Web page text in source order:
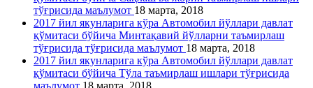
тўғрисида маълумот 18 марта, 2018
2017 йил якунларига кўра Автомобил йўллари давлат
қўмитаси бўйича Минтақавий йўлларни таъмирлаш
тўғрисида тўғрисида маълумот 18 марта, 2018
2017 йил якунларига кўра Автомобил йўллари давлат
қўмитаси бўйича Тўла таъмирлаш ишлари тўғрисида